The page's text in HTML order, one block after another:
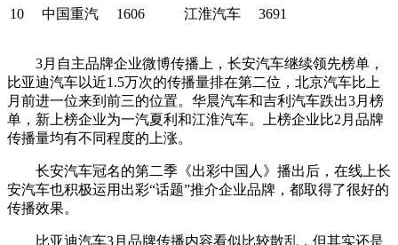
10 中国重汽 1606 江淮汽车 3691
3月自主品牌企业微博传播上，长安汽车继续领先榜单，
比亚迪汽车以近1.5万次的传播量排在第二位，北京汽车比上
月前进一位来到前三的位置。华晨汽车和吉利汽车跌出3月榜
单，新上榜企业为一汽夏利和江淮汽车。上榜企业比2月品牌
传播量均有不同程度的上涨。
长安汽车冠名的第二季《出彩中国人》播出后，在线上长
安汽车也积极运用出彩“话题”推介企业品牌，都取得了很好的
传播效果。
比亚迪汽车3月品牌传播内容看似比较散乱，但其实还是